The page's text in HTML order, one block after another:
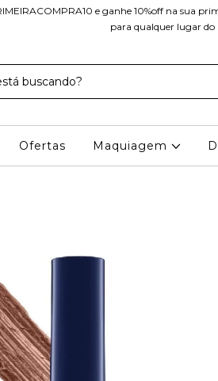
e ganhe 10%off na sua
para qualquer lugar do
Ofertas Maquiagem